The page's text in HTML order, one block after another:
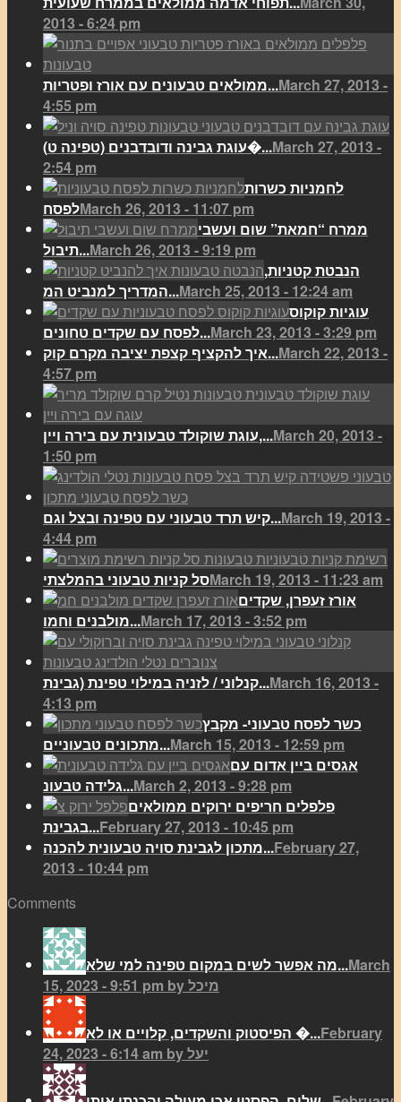
2013 - 6:24 pm
ממולאים טבעונים עם אורז ופטריות...March 27, 2013 -
4:55 pm
(עוגת גבינה ודובדבנים (טפינה ט�...March 27, 2013 -
2:54 pm
לחמניות כשרות
לפסחMarch 26, 2013 - 11:07 pm
ממרח “חמאת” שום ועשבי
תיבול...March 26, 2013 - 9:19 pm
הנבטת קטניות,
המדריך למנביט המ...March 25, 2013 - 12:24 am
עוגיות קוקוס
לפסח עם שקדים טחונים...March 23, 2013 - 3:29 pm
איך להקציף קצפת יציבה מקרם קוק...March 22, 2013 -
4:57 pm
עוגת שוקולד טבעונית עם בירה ויין,...March 20, 2013 -
1:50 pm
קיש תרד טבעוני עם טפינה ובצל וגם...March 19, 2013 -
4:44 pm
סל קניות טבעוני בהמלצתיMarch 19, 2013 - 11:23 am
אורז זעפרן, שקדים
מולבנים וחמו...March 17, 2013 - 3:52 pm
קנלוני / לזניה במילוי טפינת (גבינת...March 16, 2013 -
4:13 pm
כשר לפסח טבעוני- מקבץ
מתכונים טבעוניים...March 15, 2013 - 12:59 pm
אגסים ביין אדום עם
גלידה טבעונ...March 2, 2013 - 9:28 pm
פלפלים חריפים ירוקים ממולאים
בגבינת...February 27, 2013 - 10:45 pm
מתכון לגבינת סויה טבעונית להכנה...February 27,
2013 - 10:44 pm
Comments
מה אפשר לשים במקום טפינה למי שלא...March
15, 2023 - 9:51 pm by מיכל
הפיסטוק והשקדים, קלויים או לא �...February
24, 2023 - 6:14 am by יעל